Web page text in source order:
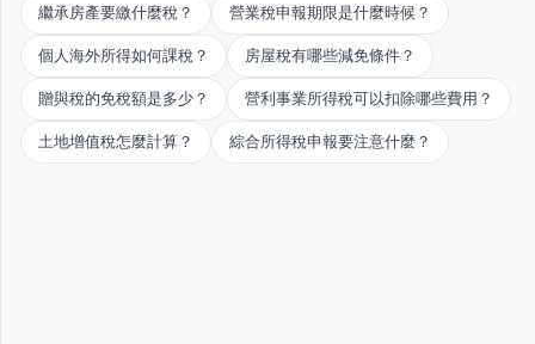
看
歷
史
對
話
繼承房產要繳什麼稅？ 營業稅申報期限是什麼時候？
個人海外所得如何課稅？ 房屋稅有哪些減免條件？
贈與稅的免稅額是多少？ 營利事業所得稅可以扣除哪些費用？
土地增值稅怎麼計算？ 綜合所得稅申報要注意什麼？